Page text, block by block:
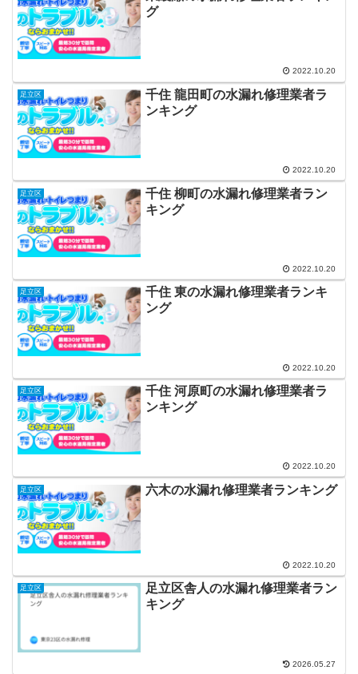
グ
2022.10.20
足立区
千住 龍田町の水漏れ修理業者ラ
ンキング
2022.10.20
足立区
千住 柳町の水漏れ修理業者ラン
キング
2022.10.20
足立区
千住 東の水漏れ修理業者ランキ
ング
2022.10.20
足立区
千住 河原町の水漏れ修理業者ラ
ンキング
2022.10.20
足立区 六木の水漏れ修理業者ランキング
2022.10.20
足立区
足立区舎人の水漏れ修理業者ラン
キング
2026.05.27